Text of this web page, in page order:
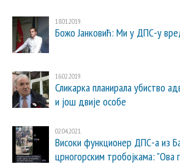
18.01.2019.
Божо Јанковић: Ми у ДПС-у
16.02.2019.
Сликарка планирала убиство
и још двије особе
02.04.2021.
Високи функционер ДПС-а из
црногорским тробојкама: "Ова